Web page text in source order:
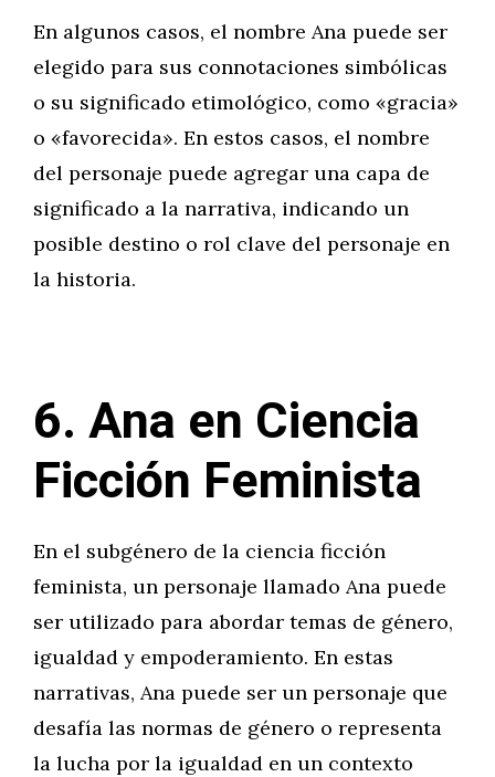
En algunos casos, el nombre Ana puede ser
elegido para sus connotaciones simbólicas
o su significado etimológico, como «gracia»
o «favorecida». En estos casos, el nombre
del personaje puede agregar una capa de
significado a la narrativa, indicando un
posible destino o rol clave del personaje en
la historia.
6. Ana en Ciencia
Ficción Feminista
En el subgénero de la ciencia ficción
feminista, un personaje llamado Ana puede
ser utilizado para abordar temas de género,
igualdad y empoderamiento. En estas
narrativas, Ana puede ser un personaje que
desafía las normas de género o representa
la lucha por la igualdad en un contexto